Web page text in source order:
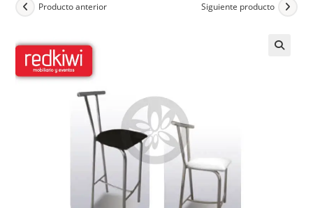
Producto anterior Siguiente producto